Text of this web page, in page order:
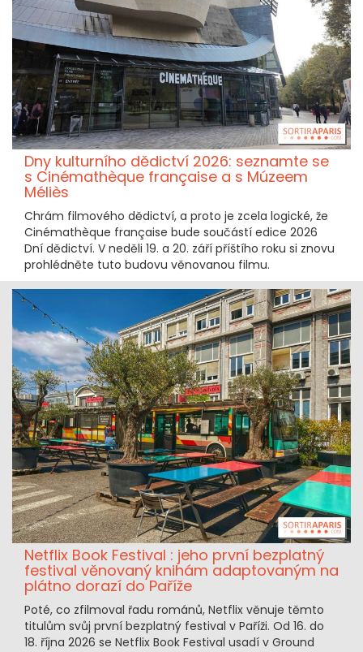
Dny kulturního dědictví 2026: seznamte se
s Cinémathèque française a s Múzeem
Méliès
Chrám filmového dědictví, a proto je zcela logické, že
Cinémathèque française bude součástí edice 2026
Dní dědictví. V neděli 19. a 20. září příštího roku si znovu
prohlédněte tuto budovu věnovanou filmu.
Netflix Book Festival : jeho první bezplatný
festival věnovaný knihám adaptovaným na
plátno dorazí do Paříže
Poté, co zfilmoval řadu románů, Netflix věnuje těmto
titulům svůj první bezplatný festival v Paříži. Od 16. do
18. října 2026 se Netflix Book Festival usadí v Ground